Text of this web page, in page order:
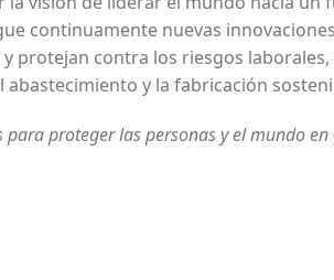
continuamente nuevas
protejan contra los riesgos
abastecimiento y la fabricación
para proteger las personas y el mundo